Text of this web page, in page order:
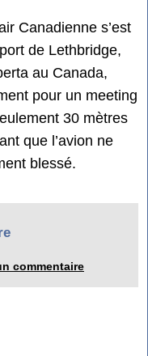
Canadienne s’est
de Lethbridge,
au Canada,
pour un meeting
30 mètres
que l’avion ne
blessé.
commentaire